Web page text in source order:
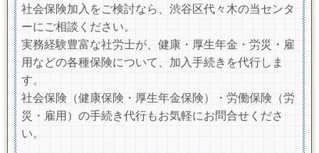
社会保険加入をご検討なら、渋谷区代々木の当センタ
ーにご相談ください。
実務経験豊富な社労士が、健康・厚生年金・労災・雇
用などの各種保険について、加入手続きを代行しま
す。
社会保険（健康保険・厚生年金保険）・労働保険（労
災・雇用）の手続き代行もお気軽にお問合せくださ
い。